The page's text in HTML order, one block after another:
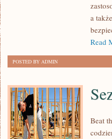
STUDENTÓW
a
Read
POSTED BY ADMIN
Beat